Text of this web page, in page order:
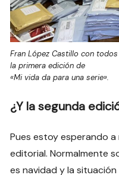
Fran López Castillo con
la primera edición de
«Mi vida da para una serie».
¿Y la segunda
Pues estoy esperando
editorial. Normalmente
es navidad y la